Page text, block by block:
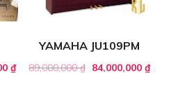
₫
YAMAHA JU109PM
89,000,000₫ 84,000,000₫